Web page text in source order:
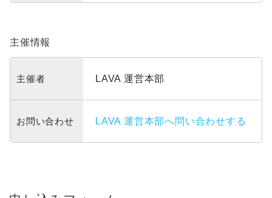
主催情報
主催者 LAVA 運営本部
お問い合わせ LAVA 運営本部へ問い合わせする